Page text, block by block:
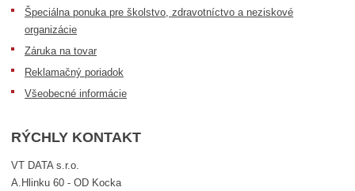
Špeciálna ponuka pre školstvo, zdravotníctvo a neziskové
organizácie
Záruka na tovar
Reklamačný poriadok
Všeobecné informácie
RÝCHLY KONTAKT
VT DATA s.r.o.
A.Hlinku 60 - OD Kocka